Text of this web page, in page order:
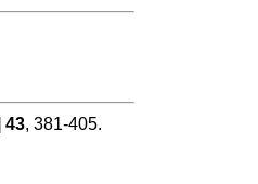
43, 381-405.